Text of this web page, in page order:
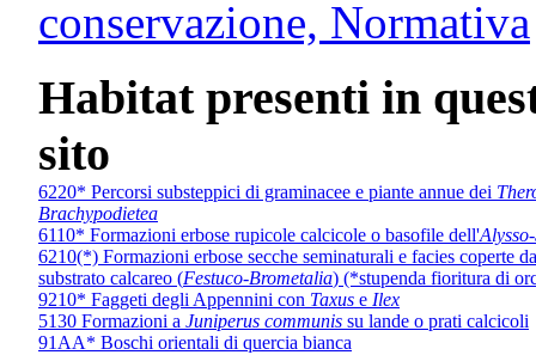
conservazione, Normativa
Habitat presenti in
sito
6220* Percorsi substeppici di graminacee e piante annue dei
Brachypodietea
6110* Formazioni erbose rupicole calcicole o basofile dell'
6210(*) Formazioni erbose secche seminaturali e facies coperte
substrato calcareo (Festuco-Brometalia) (*stupenda fioritura di
9210* Faggeti degli Appennini con Taxus e Ilex
5130 Formazioni a Juniperus communis su lande o prati calcicoli
91AA* Boschi orientali di quercia bianca